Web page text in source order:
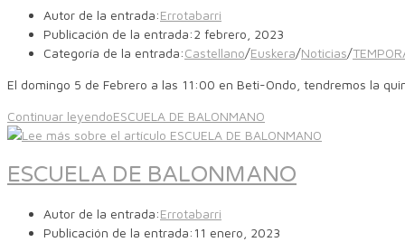
Autor de la entrada:Errotabarri
Publicación de la entrada:2 febrero, 2023
Categoría de la entrada:Castellano/Euskera/Noticias/
El domingo 5 de Febrero a las 11:00 en Beti-Ondo, tendremos la
Continuar leyendoESCUELA DE BALONMANO
ESCUELA DE BALONMANO
Autor de la entrada:Errotabarri
Publicación de la entrada: 11 enero, 2023